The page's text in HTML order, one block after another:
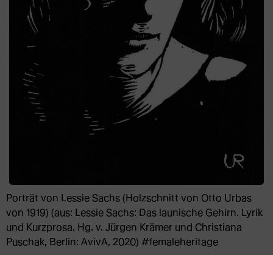
Porträt von Lessie Sachs (Holzschnitt von Otto Urbas
von 1919) (aus: Lessie Sachs: Das launische Gehirn. Lyrik
und Kurzprosa. Hg. v. Jürgen Krämer und Christiana
Puschak, Berlin: AvivA, 2020) #femaleheritage